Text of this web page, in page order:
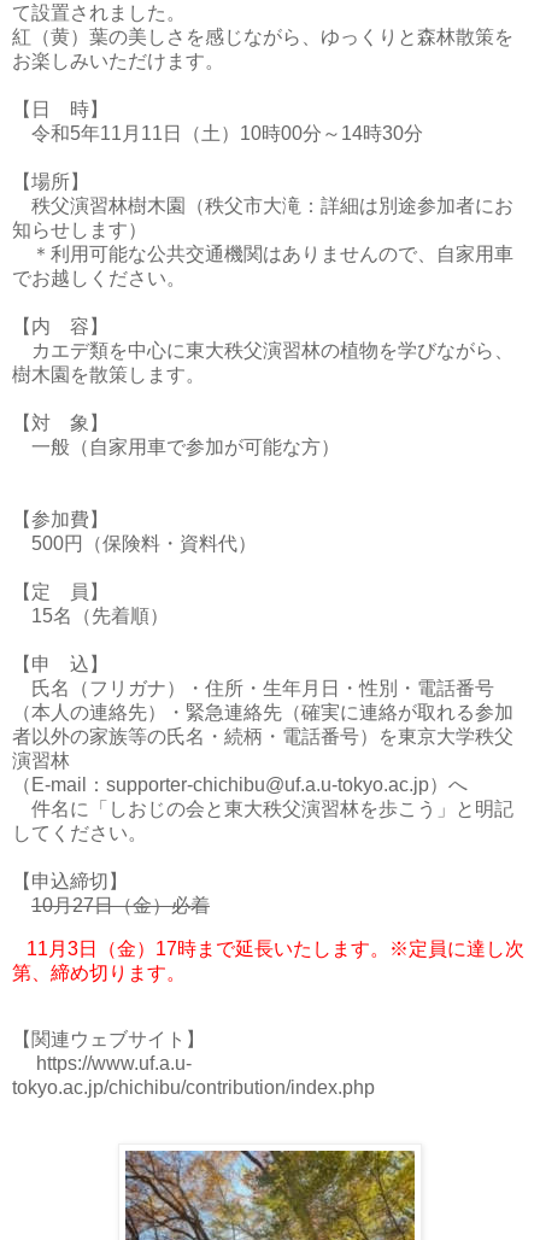
て設置されました。
紅（黄）葉の美しさを感じながら、ゆっくりと森林散策を
お楽しみいただけます。
【日 時】
令和5年11月11日（土）10時00分～14時30分
【場所】
秩父演習林樹木園（秩父市大滝：詳細は別途参加者にお
知らせします）
＊利用可能な公共交通機関はありませんので、自家用車
でお越しください。
【内 容】
カエデ類を中心に東大秩父演習林の植物を学びながら、
樹木園を散策します。
【対 象】
一般（自家用車で参加が可能な方）
【参加費】
500円（保険料・資料代）
【定 員】
15名（先着順）
【申 込】
氏名（フリガナ）・住所・生年月日・性別・電話番号
（本人の連絡先）・緊急連絡先（確実に連絡が取れる参加
者以外の家族等の氏名・続柄・電話番号）を東京大学秩父
演習林
（E-mail：supporter-chichibu@uf.a.u-tokyo.ac.jp）へ
件名に「しおじの会と東大秩父演習林を歩こう」と明記
してください。
【申込締切】
10月27日（金）必着
11月3日（金）17時まで延長いたします。※定員に達し次
第、締め切ります。
【関連ウェブサイト】
https://www.uf.a.u-
tokyo.ac.jp/chichibu/contribution/index.php